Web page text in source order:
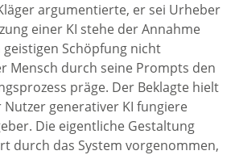
argumentierte, er sei Urheber
einer KI stehe der Annahme
Schöpfung nicht
Mensch durch seine Prompts den
präge. Der Beklagte hielt
generativer KI fungiere
Die eigentliche Gestaltung
durch das System vorgenommen,